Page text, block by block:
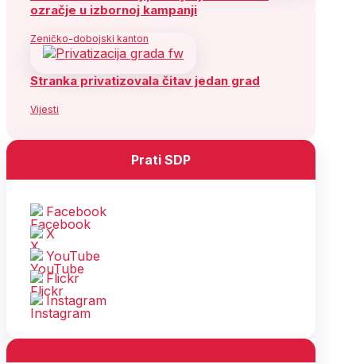
ozračje u izbornoj kampanji
Zeničko-dobojski kanton
Stranka privatizovala čitav jedan grad
Vijesti
Prati SDP
Facebook
X
YouTube
Flickr
Instagram